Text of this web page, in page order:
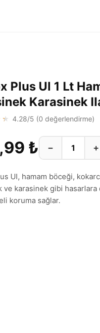
Plus Ul 1 Lt
Karasinek
4.28/5 (0 değerlendirme)
₺ − +
Ul, hamam böceği,
ve karasinek gibi
koruma sağlar.